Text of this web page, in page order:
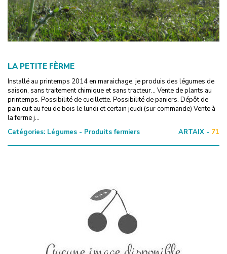
LA PETITE FÈRME
Installé au printemps 2014 en maraichage, je produis des légumes de
saison, sans traitement chimique et sans tracteur... Vente de plants au
printemps. Possibilité de cueillette. Possibilité de paniers. Dépôt de
pain cuit au feu de bois le lundi et certain jeudi (sur commande) Vente à
la ferme j...
Catégories: Légumes - Produits fermiers ARTAIX - 71